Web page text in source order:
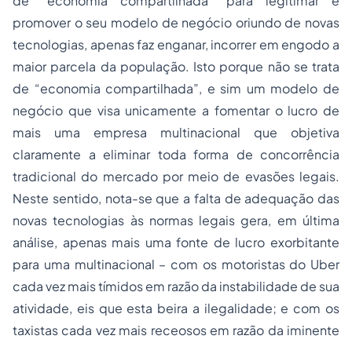
promover o seu modelo de negócio oriundo de novas
tecnologias, apenas faz enganar, incorrer em engodo a
maior parcela da população. Isto porque não se trata
de “economia compartilhada”, e sim um modelo de
negócio que visa unicamente a fomentar o lucro de
mais uma empresa multinacional que objetiva
claramente a eliminar toda forma de concorrência
tradicional do mercado por meio de evasões legais.
Neste sentido, nota-se que a falta de adequação das
novas tecnologias às normas legais gera, em última
análise, apenas mais uma fonte de lucro exorbitante
para uma multinacional – com os motoristas do Uber
cada vez mais tímidos em razão da instabilidade de sua
atividade, eis que esta beira a ilegalidade; e com os
taxistas cada vez mais receosos em razão da iminente